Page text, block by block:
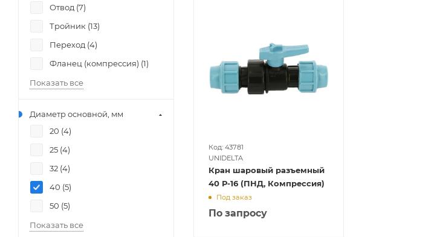
Код: 43781
UNIDELTA
Кран шаровый разъемный
40 Р-16 (ПНД, Компрессия)
Под заказ
По запросу
Отвод (7)
Тройник (13)
Переход (4)
Фланец (компрессия) (1)
Показать все
Диаметр основной, мм
20 (4)
25 (4)
32 (4)
40 (5)
50 (5)
Показать все